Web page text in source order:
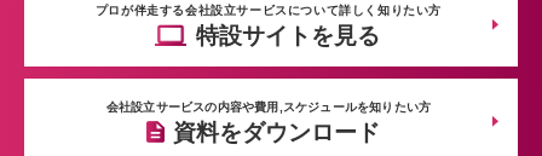
プロが伴走する会社設立サービスについて詳しく知りたい方
特設サイトを見る
会社設立サービスの内容や費用,スケジュールを知りたい方
資料をダウンロード